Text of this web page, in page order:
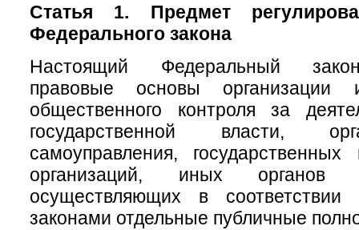
Статья 1. Предмет
Федерального закона
Настоящий Федеральный
правовые основы организации
общественного контроля за
государственной власти,
самоуправления,
организаций, иных органов
осуществляющих в
законами отдельные публичные